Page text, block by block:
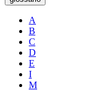
A
B
C
D
E
I
M